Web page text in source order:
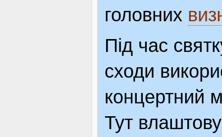
головних
Під час
сходи
концертний
Тут